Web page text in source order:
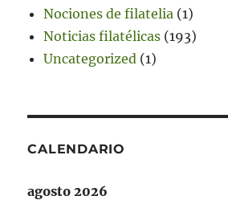
Nociones de filatelia (1)
Noticias filatélicas (193)
Uncategorized (1)
CALENDARIO
agosto 2026